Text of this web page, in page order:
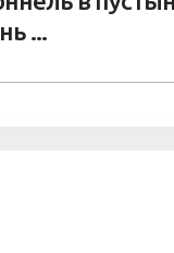
...